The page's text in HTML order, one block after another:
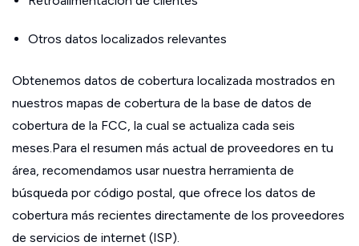
Otros datos localizados relevantes
Obtenemos datos de cobertura localizada mostrados en
nuestros mapas de cobertura de la base de datos de
cobertura de la FCC, la cual se actualiza cada seis
meses.Para el resumen más actual de proveedores en tu
área, recomendamos usar nuestra herramienta de
búsqueda por código postal, que ofrece los datos de
cobertura más recientes directamente de los proveedores
de servicios de internet (ISP).